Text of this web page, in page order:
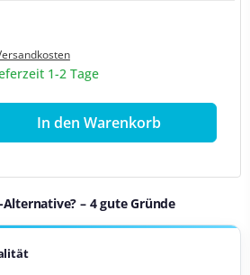
1-2 Tage
Gib den
In den Warenkorb
– 4 gute Gründe